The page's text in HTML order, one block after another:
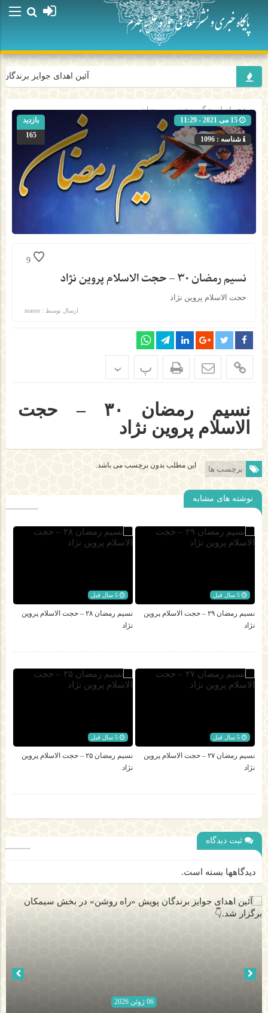
آئین اهدای جوایز
صفحه اصلی» گروه »نسیم رمضان
شناسه : 1096
بازدید
165
9
نسیم رمضان ۳۰ – حجت الاسلام پروین نژاد
حجت الاسلام پروین نژاد
ارسال توسط :master
پ پ
نسیم رمضان ۳۰ – حجت
الاسلام پروین نژاد
برچسب ها این مطلب بدون برچسب می باشد.
نوشته های مشابه
5 سال قبل
نسیم رمضان ۲۹ – حجت الاسلام پروین
نژاد
نسیم رمضان ۲۸ – حجت الاسلام پروین
نژاد
5 سال قبل
نسیم رمضان ۲۷ – حجت الاسلام پروین
نژاد
نسیم رمضان ۲۵ – حجت الاسلام پروین
نژاد
ثبت دیدگاه
دیدگاهها بسته است.
06 ژوئن 2026